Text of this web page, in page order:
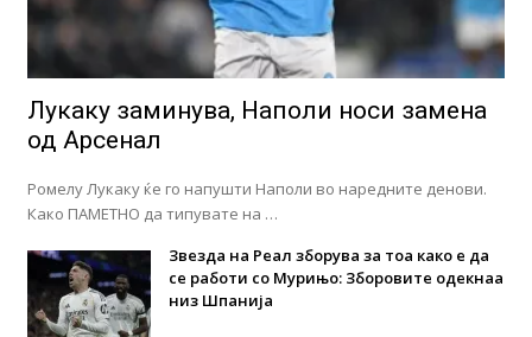
Лукаку заминува, Наполи носи замена
од Арсенал
Ромелу Лукаку ќе го напушти Наполи во наредните денови.
Како ПАМЕТНО да типувате на …
Звезда на Реал зборува за тоа како е да
се работи со Мурињо: Зборовите одекнаа
низ Шпанија